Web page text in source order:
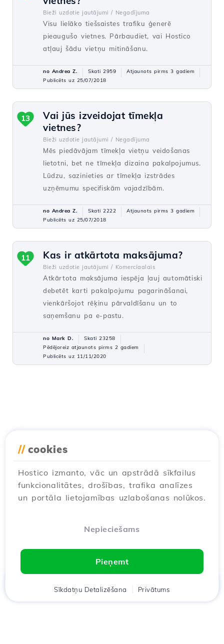
Bieži uzdotie jautājumi / Negadījuma
Visu lielāko tiešsaistes trafiku ģenerē
pieaugušo vietnes. Pārbaudiet, vai Hostico
atļauj šādu vietņu mitināšanu.
no Andrea Z. Skati 2959
Atjaunots pirms 3 gadiem
Publicēts uz 25/07/2018
Vai jūs izveidojat tīmekļa
vietnes?
Bieži uzdotie jautājumi / Negadījuma
Mēs piedāvājam tīmekļa vietņu veidošanas
lietotni, bet ne tīmekļa dizaina pakalpojumus.
Lūdzu, sazinieties ar tīmekļa izstrādes
uzņēmumu specifiskām vajadzībām.
13
no Andrea Z. Skati 2222
Atjaunots pirms 3 gadiem
Publicēts uz 25/07/2018
Kas ir atkārtota maksājuma?
Bieži uzdotie jautājumi / Komerciaalais
Atkārtota maksājuma iespēja ļauj automātiski
debetēt karti pakalpojumu pagarināšanai,
vienkāršojot rēķinu pārvaldīšanu un to
saņemšanu pa e-pastu.
11
no Mark D.
Skati 23258
Pēdējoreiz atjaunots pirms 2 gadiem
Publicēts uz 11/11/2020
// cookies
Hostico izmanto, vāc un apstrādā sīkfailus
funkcionalitātes, drošības, trafika analīzes
un portāla lietojamības uzlabošanas nolūkos.
Nepieciešams
Pieņemt
Sīkdatņu Detalizēšana Privātums
Klients Groza Chat